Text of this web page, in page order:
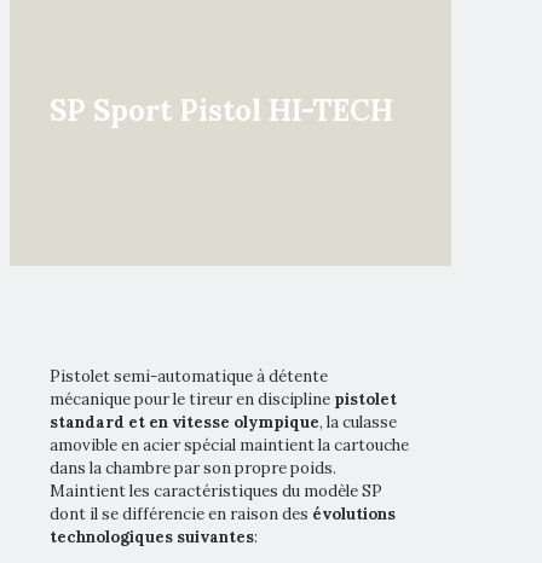
SP Sport Pistol HI-TECH
Pistolet semi-automatique à détente
mécanique pour le tireur en discipline pistolet
standard et en vitesse olympique, la culasse
amovible en acier spécial maintient la cartouche
dans la chambre par son propre poids.
Maintient les caractéristiques du modèle SP
dont il se différencie en raison des évolutions
technologiques suivantes: